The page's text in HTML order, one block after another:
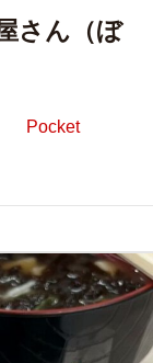
さん（ぼ
Pocket